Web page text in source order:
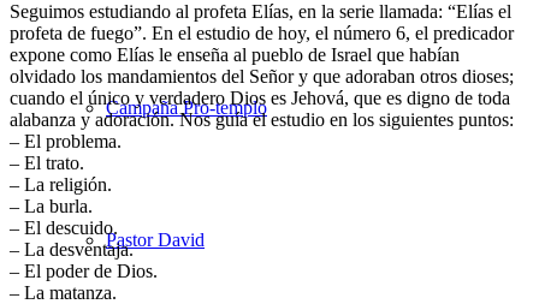
Campaña Pro-templo
Pastor David
Seguimos estudiando al profeta Elías, en la serie llamada: “Elías el
profeta de fuego”. En el estudio de hoy, el número 6, el predicador
expone como Elías le enseña al pueblo de Israel que habían
olvidado los mandamientos del Señor y que adoraban otros dioses;
cuando el único y verdadero Dios es Jehová, que es digno de toda
alabanza y adoración. Nos guía el estudio en los siguientes puntos:
– El problema.
– El trato.
– La religión.
– La burla.
– El descuido.
– La desventaja.
– El poder de Dios.
– La matanza.